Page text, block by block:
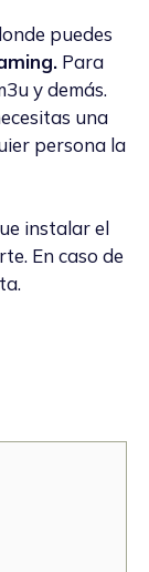
puedes
Para
y demás.
una
persona la
instalar el
En caso de